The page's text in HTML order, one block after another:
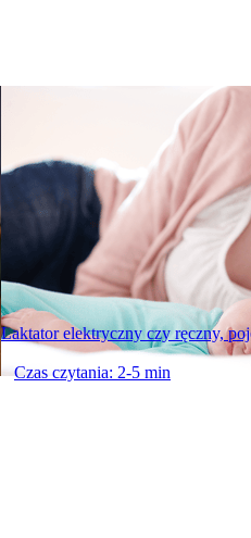
Laktator elektryczny czy ręczny,
Czas czytania: 2-5 min